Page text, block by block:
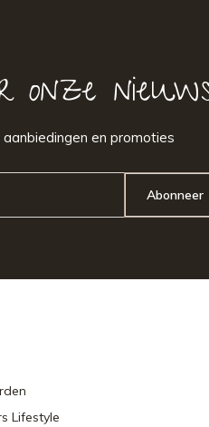
onze
en promoties
Abonneer
Lifestyle